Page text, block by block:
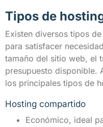
Tipos de
Existen diversos tipos
para satisfacer
tamaño del sitio web, el
presupuesto disponible.
los principales tipos de
Hosting compartido
Económico, ideal